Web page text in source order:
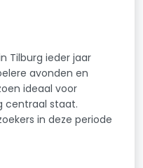
Tilburg ieder jaar
avonden en
ideaal voor
centraal staat.
in deze periode